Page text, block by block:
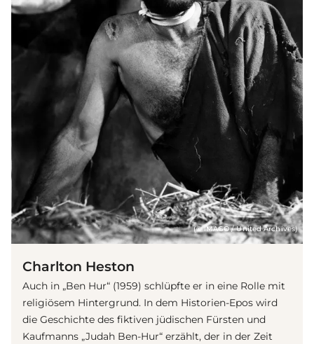
(© IMAGO / United Archives)
Charlton Heston
Auch in „Ben Hur“ (1959) schlüpfte er in eine Rolle mit
religiösem Hintergrund. In dem Historien-Epos wird
die Geschichte des fiktiven jüdischen Fürsten und
Kaufmanns „Judah Ben-Hur“ erzählt, der in der Zeit